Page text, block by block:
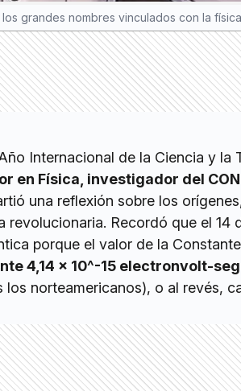
grandes nombres vinculados con la
Internacional de la Ciencia y la
en Física, investigador del
una reflexión sobre los
revolucionaria. Recordó que el 14
porque el valor de la
4,14 x 10^-15 electronvolt-
los norteamericanos), o al revés,